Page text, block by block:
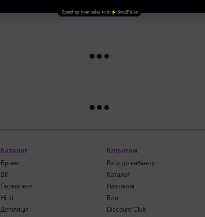
Каталог
Брови
Вії
Перманент
Нігті
Депіляція
Клієнтам
Вхід до кабінету
Каталог
Навчання
Блог
Discount Club